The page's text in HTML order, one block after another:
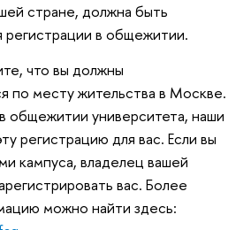
стране, должна быть
регистрации в общежитии.
что вы должны
по месту жительства в Москве.
общежитии университета, наши
регистрацию для вас. Если вы
кампуса, владелец вашей
вас. Более
можно найти здесь: